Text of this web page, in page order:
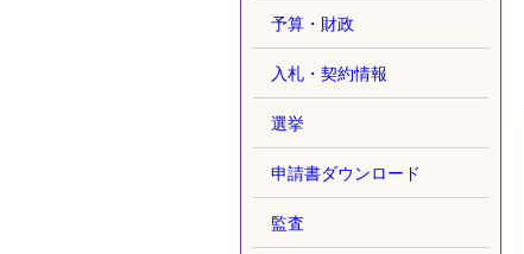
予算・財政
入札・契約情報
選挙
申請書ダウンロード
監査